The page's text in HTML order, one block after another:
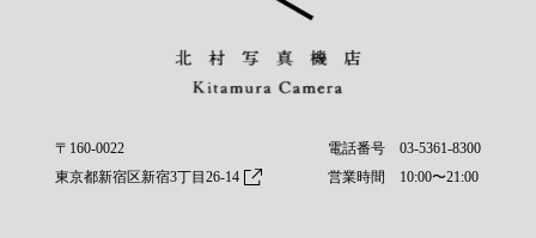
〒160-0022
東京都新宿区新宿3丁目26-14
電話番号 03-5361-8300
営業時間 10:00〜21:00